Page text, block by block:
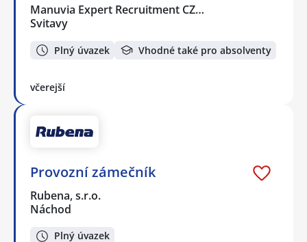
Manuvia Expert Recruitment CZ…
Svitavy
Plný úvazek Vhodné také pro absolventy
včerejší
Provozní zámečník
Rubena, s.r.o.
Náchod
Plný úvazek